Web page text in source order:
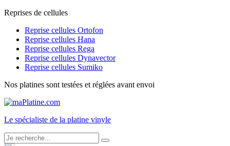
Reprises de cellules
Reprise cellules Ortofon
Reprise cellules Hana
Reprise cellules Rega
Reprise cellules Dynavector
Reprise cellules Sumiko
Nos platines sont testées et réglées avant envoi
Le spécialiste de la platine vinyle